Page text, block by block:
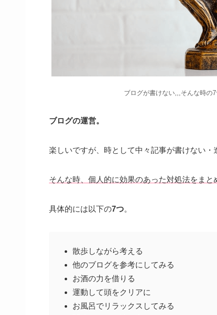
ブログが書けない,,,そんな時の7
ブログの運営。
楽しいですが、時として中々記事が書けない・
そんな時、個人的に効果のあった対処法をまと
具体的には以下の7つ。
散歩しながら考える
他のブログを参考にしてみる
お酒の力を借りる
運動して頭をクリアに
お風呂でリラックスしてみる